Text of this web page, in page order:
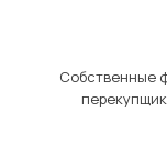
Собственные